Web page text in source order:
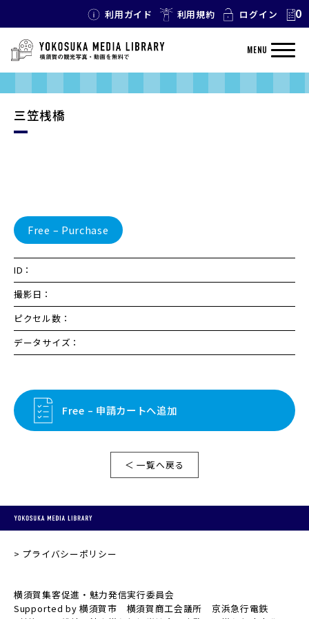
利用ガイド 利用規約 ログイン 0
MENU
三笠桟橋
Free – Purchase
ID：
撮影日：
ピクセル数：
データサイズ：
Free – 申請カートへ追加
＜ 一覧へ戻る
プライバシーポリシー
横須賀集客促進・魅力発信実行委員会
Supported by 横須賀市 横須賀商工会議所 京浜急行電鉄